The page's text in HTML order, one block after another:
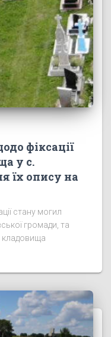
фіксації
у с.
їх опису на
стану могил
громади, та
кладовища